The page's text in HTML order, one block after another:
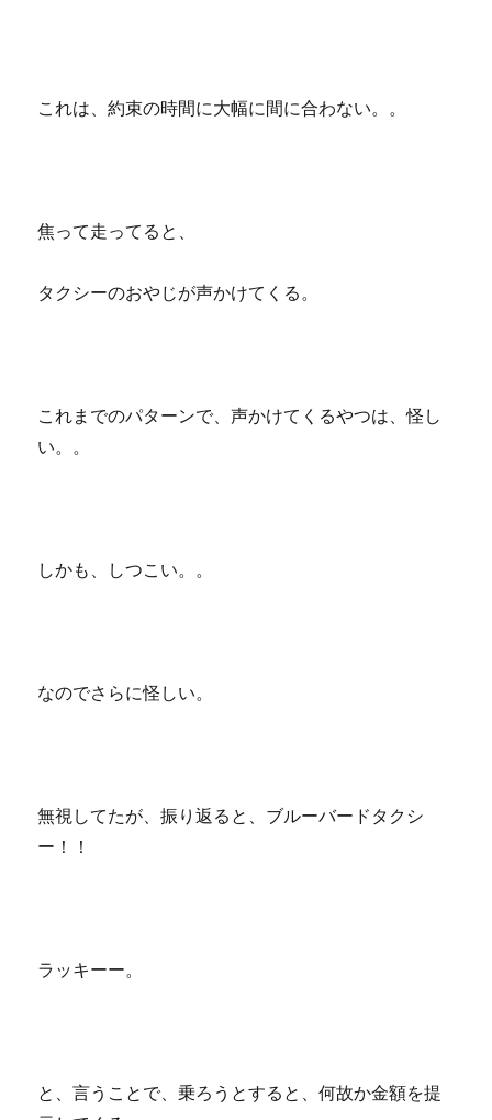
これは、約束の時間に大幅に間に合わない。。
焦って走ってると、
タクシーのおやじが声かけてくる。
これまでのパターンで、声かけてくるやつは、怪し
い。。
しかも、しつこい。。
なのでさらに怪しい。
無視してたが、振り返ると、ブルーバードタクシ
ー！！
ラッキーー。
と、言うことで、乗ろうとすると、何故か金額を提